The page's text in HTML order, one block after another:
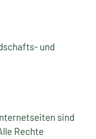
und
sind
Rechte